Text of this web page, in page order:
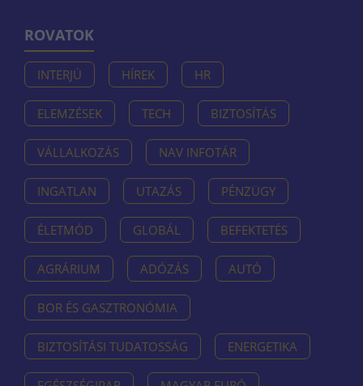
ROVATOK
INTERJÚ HÍREK HR
ELEMZÉSEK TECH BIZTOSÍTÁS
VÁLLALKOZÁS NAV INFOTÁR
INGATLAN UTAZÁS PÉNZÜGY
ÉLETMÓD GLOBÁL BEFEKTETÉS
AGRÁRIUM ADÓZÁS AUTÓ
BOR ÉS GASZTRONÓMIA
BIZTOSÍTÁSI TUDATOSSÁG ENERGETIKA